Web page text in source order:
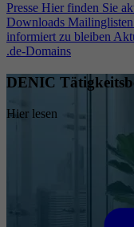
Presse Hier finden Sie
Downloads Mailinglisten
informiert zu bleiben
.de-Domains
DENIC
Hier lesen